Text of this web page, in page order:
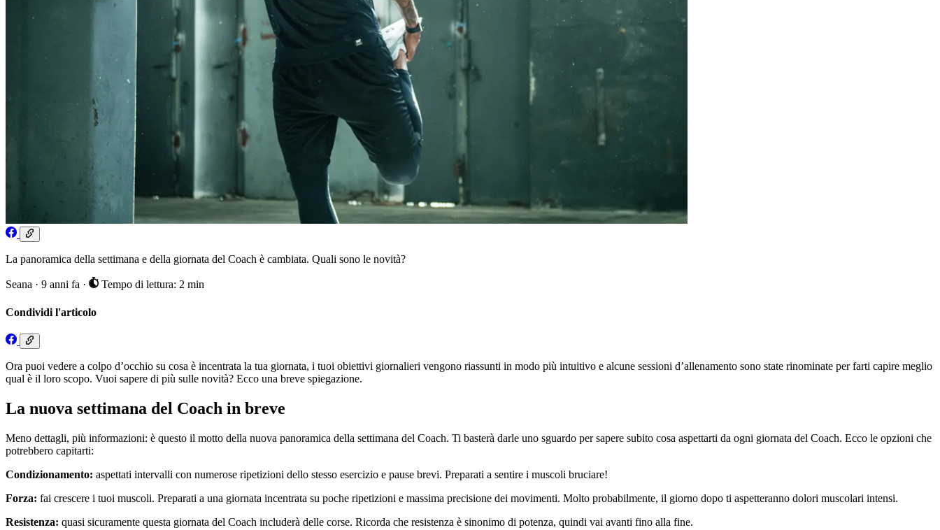
La panoramica della settimana e della giornata del Coach è cambiata. Quali sono le novità?
Seana · 9 anni fa · Tempo di lettura: 2 min
Condividi l'articolo
Ora puoi vedere a colpo d’occhio su cosa è incentrata la tua giornata, i tuoi obiettivi giornalieri vengono riassunti in modo più intuitivo e alcune sessioni d’allenamento sono state rinominate per farti capire meglio
qual è il loro scopo. Vuoi sapere di più sulle novità? Ecco una breve spiegazione.
La nuova settimana del Coach in breve
Meno dettagli, più informazioni: è questo il motto della nuova panoramica della settimana del Coach. Ti basterà darle uno sguardo per sapere subito cosa aspettarti da ogni giornata del Coach. Ecco le opzioni che
potrebbero capitarti:
Condizionamento: aspettati intervalli con numerose ripetizioni dello stesso esercizio e pause brevi. Preparati a sentire i muscoli bruciare!
Forza: fai crescere i tuoi muscoli. Preparati a una giornata incentrata su poche ripetizioni e massima precisione dei movimenti. Molto probabilmente, il giorno dopo ti aspetteranno dolori muscolari intensi.
Resistenza: quasi sicuramente questa giornata del Coach includerà delle corse. Ricorda che resistenza è sinonimo di potenza, quindi vai avanti fino alla fine.